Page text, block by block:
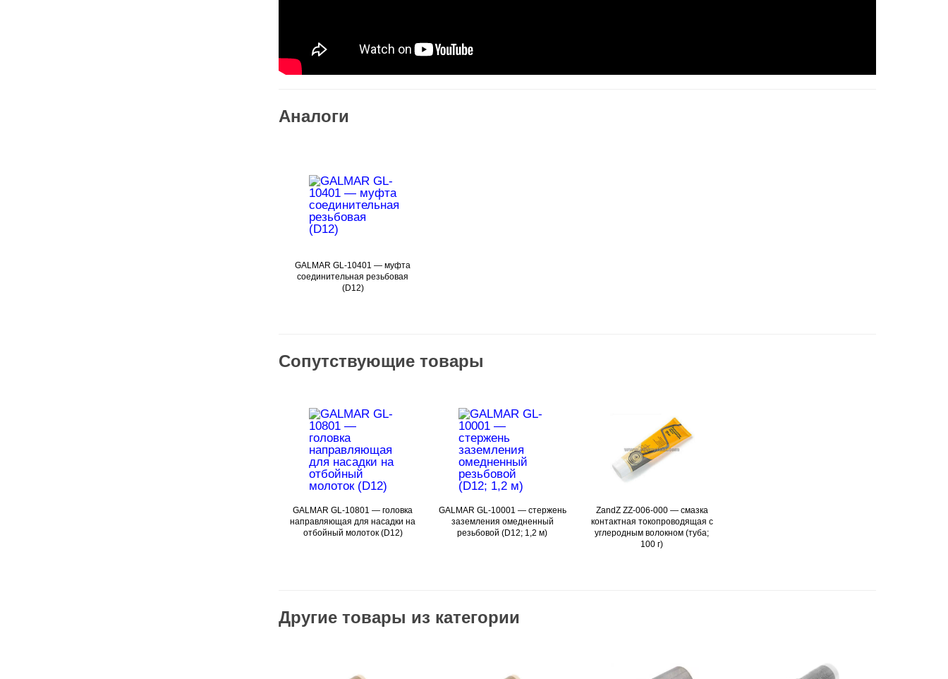
Аналоги
Подробнее
GALMAR GL-10401 — муфта
соединительная резьбовая
(D12)
Сопутствующие товары
Подробнее
GALMAR GL-10801 — головка
направляющая для насадки на
отбойный молоток (D12)
Подробнее
GALMAR GL-10001 — стержень
заземления омедненный
резьбовой (D12; 1,2 м)
Подробнее
ZandZ ZZ-006-000 — смазка
контактная токопроводящая с
углеродным волокном (туба;
100 г)
Другие товары из категории